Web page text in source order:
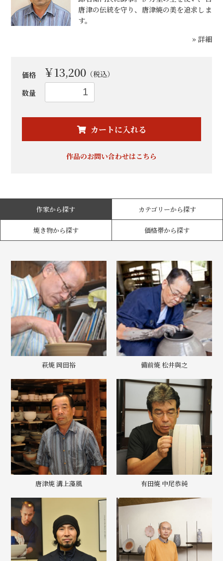
唐津の伝統を守り、唐津焼の美を追求しま
す。
» 詳細
価格 ￥13,200 （税込）
数量
カートに入れる
作品のお問い合わせはこちら
作家から探す カテゴリーから探す
焼き物から探す 価格帯から探す
萩焼 岡田裕 備前焼 松井與之
唐津焼 溝上藻風 有田焼 中尾恭純